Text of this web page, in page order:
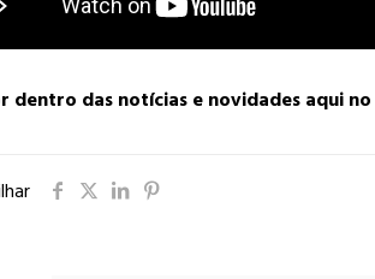
dentro das notícias e novidades aqui no